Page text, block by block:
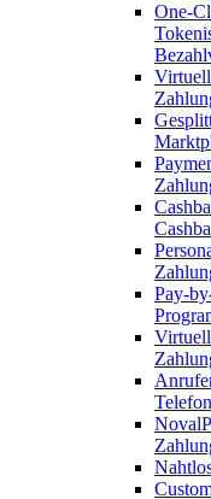
One-
Pay-
Telefon